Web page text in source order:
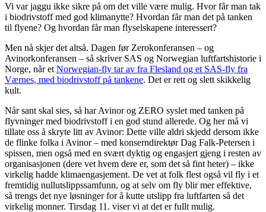
Vi var jaggu ikke sikre på om det ville være mulig. Hvor får man tak
i biodrivstoff med god klimanytte? Hvordan får man det på tanken
til flyene? Og hvordan får man flyselskapene interessert?
Men nå skjer det altså. Dagen før Zerokonferansen – og
Avinorkonferansen – så skriver SAS og Norwegian luftfartshistorie i
Norge, når et Norwegian-fly tar av fra Flesland og et SAS-fly fra
Værnes, med biodrivstoff på tankene. Det er rett og slett skikkelig
kult.
Når sant skal sies, så har Avinor og ZERO syslet med tanken på
flyvninger med biodrivstoff i en god stund allerede. Og her må vi
tillate oss å skryte litt av Avinor: Dette ville aldri skjedd dersom ikke
de flinke folka i Avinor – med konserndirektør Dag Falk-Petersen i
spissen, men også med en svært dyktig og engasjert gjeng i resten av
organisasjonen (dere vet hvem dere er, som det så fint heter) – ikke
virkelig hadde klimaengasjement. De vet at folk flest også vil fly i et
fremtidig nullutslippssamfunn, og at selv om fly blir mer effektive,
så trengs det nye løsninger for å kutte utslipp fra luftfarten så det
virkelig monner. Tirsdag 11. viser vi at det er fullt mulig.